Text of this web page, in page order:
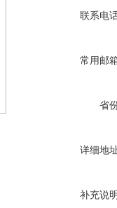
联系电
常用邮
省
详细地
补充说